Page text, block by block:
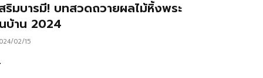
ริมบารมี! บทสวดถวายผลไม้หิ้งพระ
บ้าน 2024
02/15